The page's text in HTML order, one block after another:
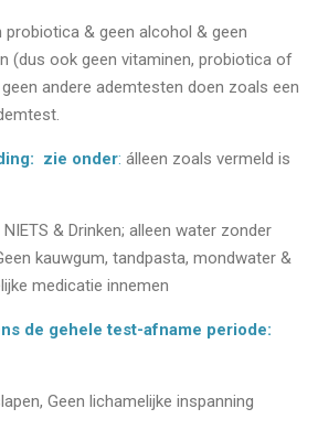
probiotica & geen alcohol & geen
(dus ook geen vitaminen, probiotica of
andere ademtesten doen zoals een
zie onder: álleen zoals vermeld is
NIETS & Drinken; alleen water zonder
kauwgum, tandpasta, mondwater &
medicatie innemen
de gehele test-afname periode:
Geen lichamelijke inspanning